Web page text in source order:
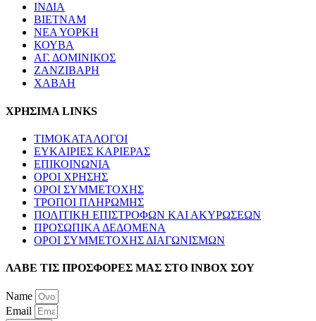
ΙΝΔΙΑ
ΒΙΕΤΝΑΜ
ΝΕΑ ΥΟΡΚΗ
ΚΟΥΒΑ
ΑΓ. ΔΟΜΙΝΙΚΟΣ
ΖΑΝΖΙΒΑΡΗ
ΧΑΒΑΗ
ΧΡΗΣΙΜΑ LINKS
ΤΙΜΟΚΑΤΑΛΟΓΟΙ
ΕΥΚΑΙΡΙΕΣ ΚΑΡΙΕΡΑΣ
ΕΠΙΚΟΙΝΩΝΙΑ
ΟΡΟΙ ΧΡΗΣΗΣ
ΟΡΟΙ ΣΥΜΜΕΤΟΧΗΣ
ΤΡΟΠΟΙ ΠΛΗΡΩΜΗΣ
ΠΟΛΙΤΙΚΗ ΕΠΙΣΤΡΟΦΩΝ ΚΑΙ ΑΚΥΡΩΣΕΩΝ
ΠΡΟΣΩΠΙΚΑ ΔΕΔΟΜΕΝΑ
ΟΡΟΙ ΣΥΜΜΕΤΟΧΗΣ ΔΙΑΓΩΝΙΣΜΩΝ
ΛΑΒΕ ΤΙΣ ΠΡΟΣΦΟΡΕΣ ΜΑΣ ΣΤΟ ΙΝΒΟΧ ΣΟΥ
Name
Email